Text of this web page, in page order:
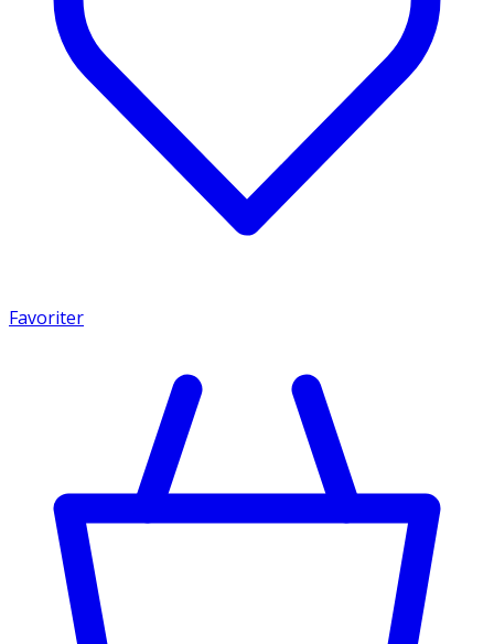
Favoriter